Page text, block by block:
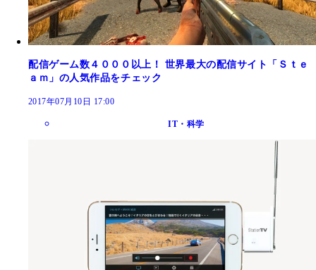
配信ゲーム数４０００以上！ 世界最大の配信サイト「Ｓｔｅ
ａｍ」の人気作品をチェック
2017年07月10日 17:00
IT・科学